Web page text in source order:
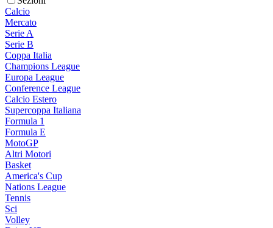
Calcio
Mercato
Serie A
Serie B
Coppa Italia
Champions League
Europa League
Conference League
Calcio Estero
Supercoppa Italiana
Formula 1
Formula E
MotoGP
Altri Motori
Basket
America's Cup
Nations League
Tennis
Sci
Volley